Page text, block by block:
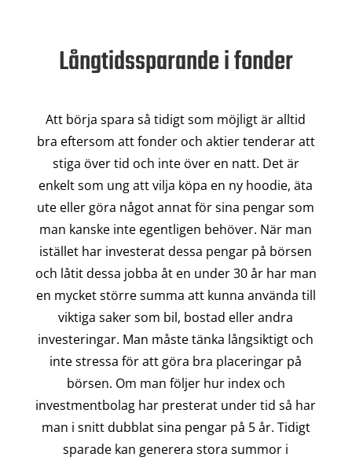
Långtidssparande i fonder
Att börja spara så tidigt som möjligt är alltid
bra eftersom att fonder och aktier tenderar att
stiga över tid och inte över en natt. Det är
enkelt som ung att vilja köpa en ny hoodie, äta
ute eller göra något annat för sina pengar som
man kanske inte egentligen behöver. När man
istället har investerat dessa pengar på börsen
och låtit dessa jobba åt en under 30 år har man
en mycket större summa att kunna använda till
viktiga saker som bil, bostad eller andra
investeringar. Man måste tänka långsiktigt och
inte stressa för att göra bra placeringar på
börsen. Om man följer hur index och
investmentbolag har presterat under tid så har
man i snitt dubblat sina pengar på 5 år. Tidigt
sparade kan generera stora summor i